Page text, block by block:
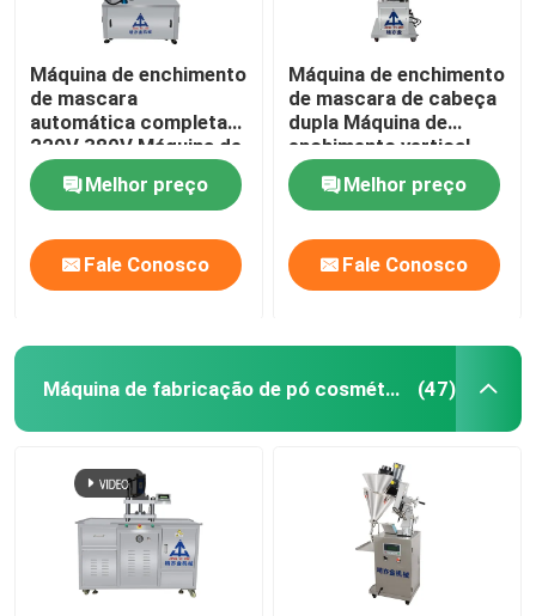
Máquina de enchimento
de mascara
automática completa
220V 380V Máquina de
enchimento rotativa
Melhor preço
Fale Conosco
Máquina de enchimento
de mascara de cabeça
dupla Máquina de
enchimento vertical
aquecimento
quantitativoMelhor preço
Fale Conosco
Máquina de fabricação de pó cosmético (47)